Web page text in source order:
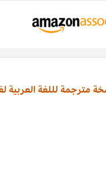
مترجمة لللغة العربية